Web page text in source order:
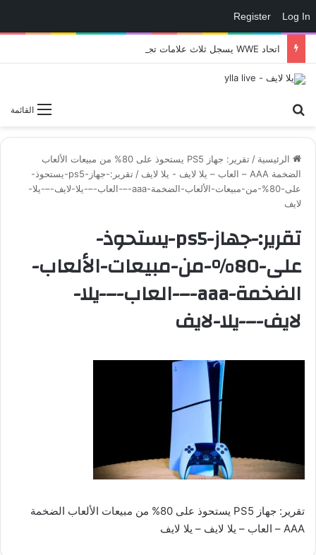
Log In
Register
القائمة
الرئيسية /
تقرير: جهاز PS5 يستحوذ على 80% من مبيعات الألعاب
الضخمة AAA – العاب – يلا لايف - يلا لايف
/
تقرير:-جهاز-ps5-يستحوذ-
على-80%-من-مبيعات-الألعاب-الضخمة-aaa-–-العاب-–-يلا-لايف-–-يلا-
لايف
تقرير:-جهاز-ps5-يستحوذ-
على-80%-من-مبيعات-الألعاب-
الضخمة-aaa-–-العاب-–-يلا-
لايف-–-يلا-لايف
تقرير: جهاز PS5 يستحوذ على 80% من مبيعات الألعاب الضخمة
AAA – العاب – يلا لايف – يلا لايف